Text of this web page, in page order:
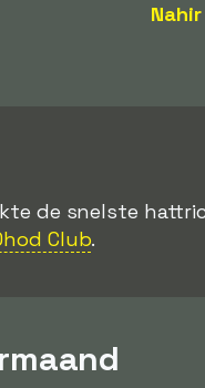
de snelste
Club.